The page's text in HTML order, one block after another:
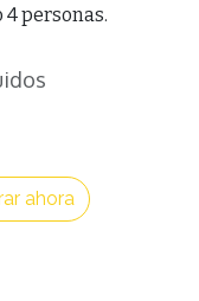
personas.
ahora